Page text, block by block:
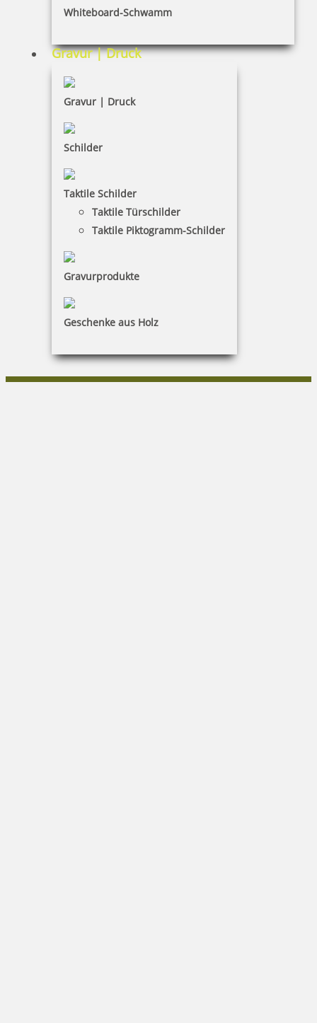
Whiteboard-Schwamm
Gravur | Druck
Gravur | Druck
Schilder
Taktile Schilder
Taktile Türschilder
Taktile Piktogramm-Schilder
Gravurprodukte
Geschenke aus Holz
Widerruf
Barrierefreiheit
Vertrag widerrufen
Mein Konto
KONTAKT
Schaffarzyk GmbH
Heike Schaffarzyk
038293/16567